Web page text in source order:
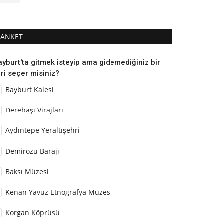
ANKET
gitmek isteyip ama gidemediğiniz bir
seçer misiniz?
Bayburt Kalesi
Derebaşı Virajları
Aydıntepe Yeraltışehri
Demirözü Barajı
Baksı Müzesi
Kenan Yavuz Etnografya Müzesi
Korgan Köprüsü